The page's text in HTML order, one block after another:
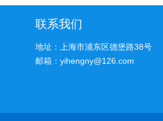
联系我们
地址：上海市浦东区德堡路38号
邮箱：yihengny@126.com